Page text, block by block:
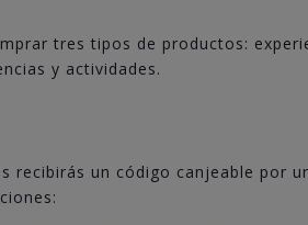
tres tipos de productos:
y actividades.
recibirás un código canjeable por